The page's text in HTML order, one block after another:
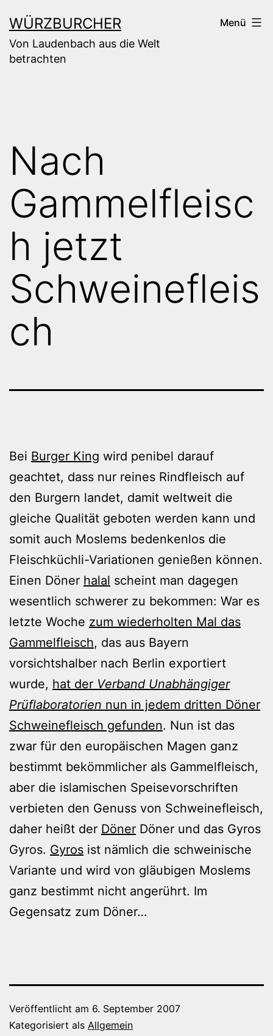
Inhalt
springen
WÜRZBURCHER
Von Laudenbach aus die Welt
betrachten
Menü
Nach
Gammelfleisc
h jetzt
Schweinefleis
ch
Bei Burger King wird penibel darauf
geachtet, dass nur reines Rindfleisch auf
den Burgern landet, damit weltweit die
gleiche Qualität geboten werden kann und
somit auch Moslems bedenkenlos die
Fleischküchli-Variationen genießen können.
Einen Döner halal scheint man dagegen
wesentlich schwerer zu bekommen: War es
letzte Woche zum wiederholten Mal das
Gammelfleisch, das aus Bayern
vorsichtshalber nach Berlin exportiert
wurde, hat der Verband Unabhängiger
Prüflaboratorien nun in jedem dritten Döner
Schweinefleisch gefunden. Nun ist das
zwar für den europäischen Magen ganz
bestimmt bekömmlicher als Gammelfleisch,
aber die islamischen Speisevorschriften
verbieten den Genuss von Schweinefleisch,
daher heißt der Döner Döner und das Gyros
Gyros. Gyros ist nämlich die schweinische
Variante und wird von gläubigen Moslems
ganz bestimmt nicht angerührt. Im
Gegensatz zum Döner…
Veröffentlicht am 6. September 2007
Kategorisiert als Allgemein